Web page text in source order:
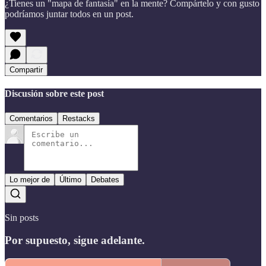
¿Tienes un "mapa de fantasía" en la mente? Compártelo y con gusto
podríamos juntar todos en un post.
Compartir
Discusión sobre este post
Comentarios Restacks
Lo mejor de Último Debates
Sin posts
Por supuesto, sigue adelante.